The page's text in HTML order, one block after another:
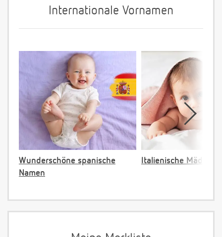
Internationale Vornamen
Wunderschöne spanische
Namen
Italienische